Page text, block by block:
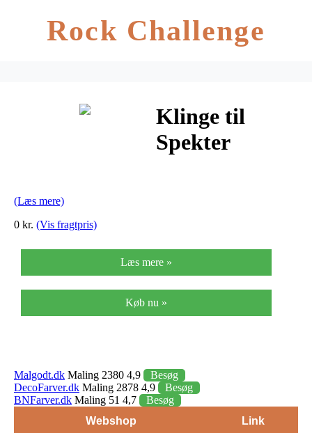
Rock Challenge
Klinge til
Spekter
(Læs mere)
0 kr. (Vis fragtpris)
Læs mere »
Køb nu »
Malgodt.dk Maling 2380 4,9
Besøg
DecoFarver.dk Maling 2878 4,9
Besøg
BNFarver.dk Maling 51 4,7
Besøg
Webshop
Link